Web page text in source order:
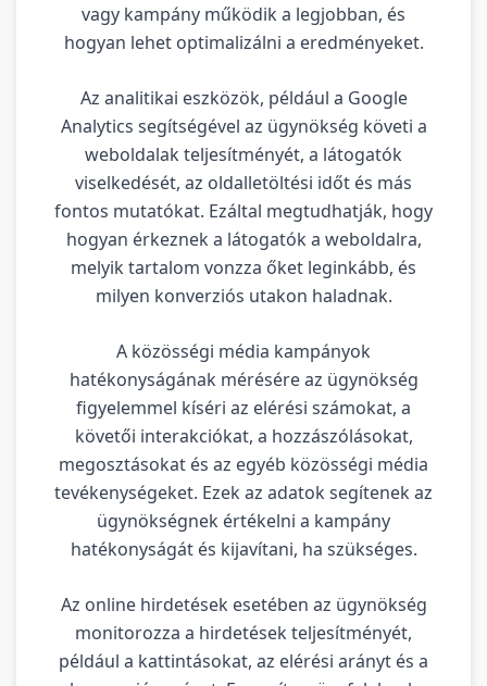
vagy kampány működik a legjobban, és
hogyan lehet optimalizálni a eredményeket.
Az analitikai eszközök, például a Google
Analytics segítségével az ügynökség követi a
weboldalak teljesítményét, a látogatók
viselkedését, az oldalletöltési időt és más
fontos mutatókat. Ezáltal megtudhatják, hogy
hogyan érkeznek a látogatók a weboldalra,
melyik tartalom vonzza őket leginkább, és
milyen konverziós utakon haladnak.
A közösségi média kampányok
hatékonyságának mérésére az ügynökség
figyelemmel kíséri az elérési számokat, a
követői interakciókat, a hozzászólásokat,
megosztásokat és az egyéb közösségi média
tevékenységeket. Ezek az adatok segítenek az
ügynökségnek értékelni a kampány
hatékonyságát és kijavítani, ha szükséges.
Az online hirdetések esetében az ügynökség
monitorozza a hirdetések teljesítményét,
például a kattintásokat, az elérési arányt és a